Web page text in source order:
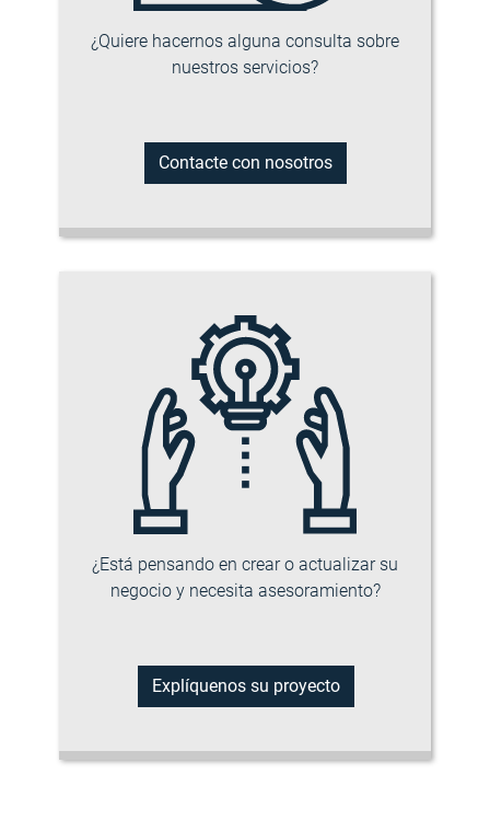
¿Quiere hacernos alguna consulta sobre
nuestros servicios?
Contacte con nosotros
¿Está pensando en crear o actualizar su
negocio y necesita asesoramiento?
Explíquenos su proyecto